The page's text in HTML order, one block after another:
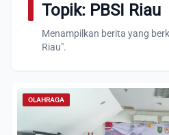
Topik: PBSI Riau
Menampilkan berita yang
Riau".
OLAHRAGA